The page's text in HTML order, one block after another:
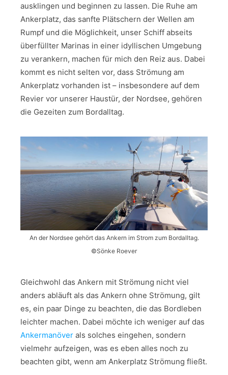
ausklingen und beginnen zu lassen. Die Ruhe am
Ankerplatz, das sanfte Plätschern der Wellen am
Rumpf und die Möglichkeit, unser Schiff abseits
überfüllter Marinas in einer idyllischen Umgebung
zu verankern, machen für mich den Reiz aus. Dabei
kommt es nicht selten vor, dass Strömung am
Ankerplatz vorhanden ist – insbesondere auf dem
Revier vor unserer Haustür, der Nordsee, gehören
die Gezeiten zum Bordalltag.
An der Nordsee gehört das Ankern im Strom zum Bordalltag.
©Sönke Roever
Gleichwohl das Ankern mit Strömung nicht viel
anders abläuft als das Ankern ohne Strömung, gilt
es, ein paar Dinge zu beachten, die das Bordleben
leichter machen. Dabei möchte ich weniger auf das
Ankermanöver als solches eingehen, sondern
vielmehr aufzeigen, was es eben alles noch zu
beachten gibt, wenn am Ankerplatz Strömung fließt.